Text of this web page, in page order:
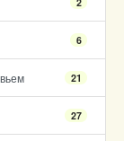
6
21
27